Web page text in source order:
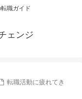
職ガイド
ェンジ
転職活動に疲れてき